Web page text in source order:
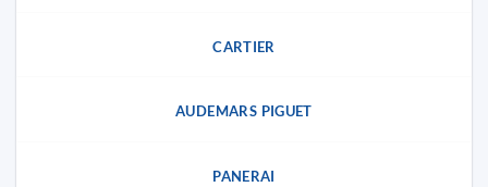
CARTIER
AUDEMARS PIGUET
PANERAI